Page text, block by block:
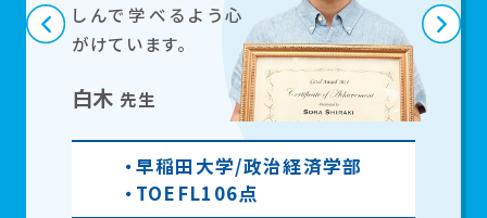
しんで学べるよう心
がけています。
白木 先生
早稲田大学/政治経済学部
TOEFL106点